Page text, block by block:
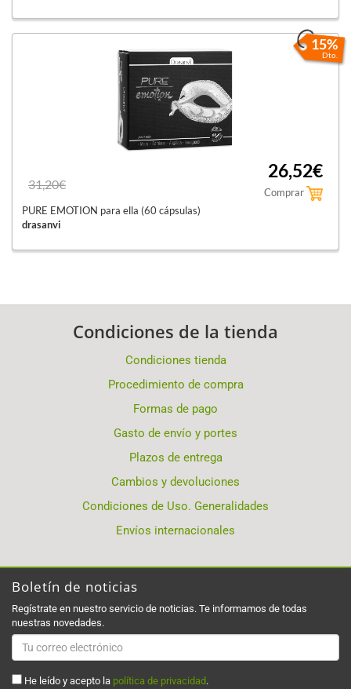
15%
Dto.
31,20€
26,52€
Comprar
PURE EMOTION para ella (60 cápsulas)
drasanvi
Condiciones de la tienda
Condiciones tienda
Procedimiento de compra
Formas de pago
Gasto de envío y portes
Plazos de entrega
Cambios y devoluciones
Condiciones de Uso. Generalidades
Envíos internacionales
Boletín de noticias
Regístrate en nuestro servicio de noticias. Te informamos de todas
nuestras novedades.
He leído y acepto la política de privacidad .